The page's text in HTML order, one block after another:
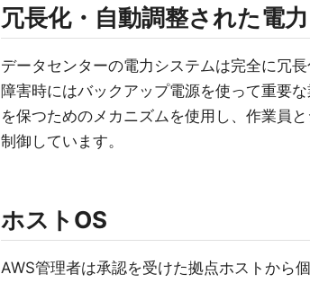
冗長化・自動調整された電
データセンターの電力システムは完全に冗
障害時にはバックアップ電源を使って重要
を保つためのメカニズムを使用し、作業員
制御しています。
ホストOS
AWS管理者は承認を受けた拠点ホストから